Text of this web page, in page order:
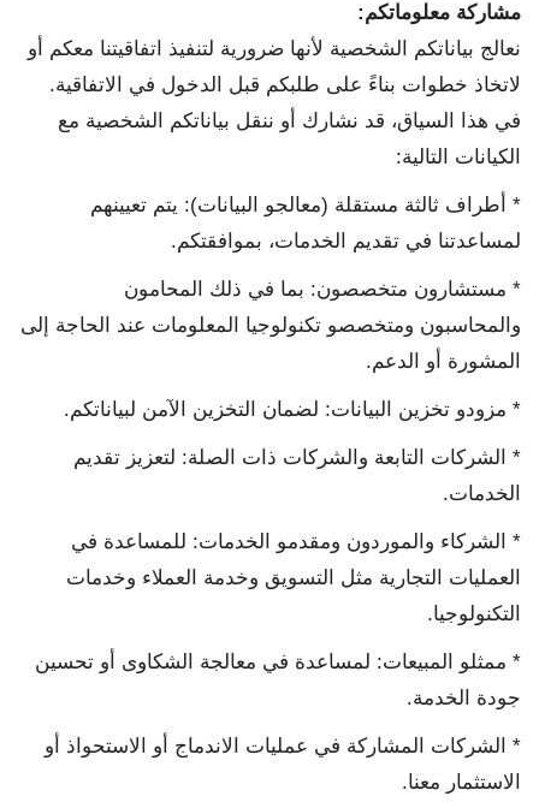
مشاركة معلوماتكم:
نعالج بياناتكم الشخصية لأنها ضرورية لتنفيذ اتفاقيتنا معكم أو
لاتخاذ خطوات بناءً على طلبكم قبل الدخول في الاتفاقية.
في هذا السياق، قد نشارك أو ننقل بياناتكم الشخصية مع
الكيانات التالية:
* أطراف ثالثة مستقلة (معالجو البيانات): يتم تعيينهم
لمساعدتنا في تقديم الخدمات، بموافقتكم.
* مستشارون متخصصون: بما في ذلك المحامون
والمحاسبون ومتخصصو تكنولوجيا المعلومات عند الحاجة إلى
المشورة أو الدعم.
* مزودو تخزين البيانات: لضمان التخزين الآمن لبياناتكم.
* الشركات التابعة والشركات ذات الصلة: لتعزيز تقديم
الخدمات.
* الشركاء والموردون ومقدمو الخدمات: للمساعدة في
العمليات التجارية مثل التسويق وخدمة العملاء وخدمات
التكنولوجيا.
* ممثلو المبيعات: لمساعدة في معالجة الشكاوى أو تحسين
جودة الخدمة.
* الشركات المشاركة في عمليات الاندماج أو الاستحواذ أو
الاستثمار معنا.